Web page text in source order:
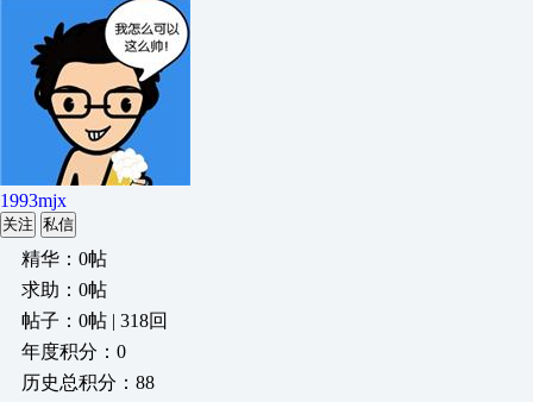
1993mjx
关注 私信
精华：0帖
求助：0帖
帖子：0帖 | 318回
年度积分：0
历史总积分：88